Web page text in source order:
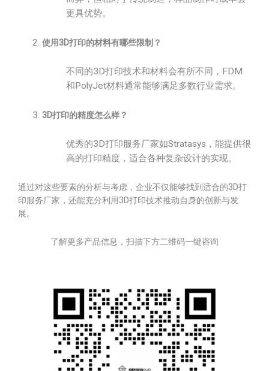
更具优势。
使用3D打印的材料有哪些限制？
不同的3D打印技术和材料会有所不同，FDM
和PolyJet材料通常能够满足多数行业需求。
3D打印的精度怎么样？
优秀的3D打印服务厂家如Stratasys，能提供很
高的打印精度，适合各种复杂设计的实现。
通过对这些要素的分析与考虑，企业不仅能够找到适合的3D打
印服务厂家，还能充分利用3D打印技术推动自身的创新与发
展。
了解更多产品信息，扫描下方二维码一键咨询